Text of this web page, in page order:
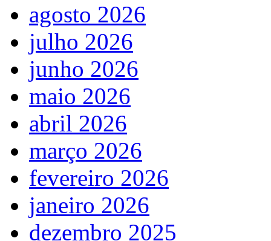
agosto 2026
julho 2026
junho 2026
maio 2026
abril 2026
março 2026
fevereiro 2026
janeiro 2026
dezembro 2025